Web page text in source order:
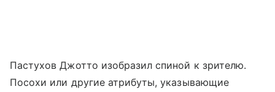
Пастухов Джотто изобразил спиной к зрителю.
Посохи или другие атрибуты, указывающие